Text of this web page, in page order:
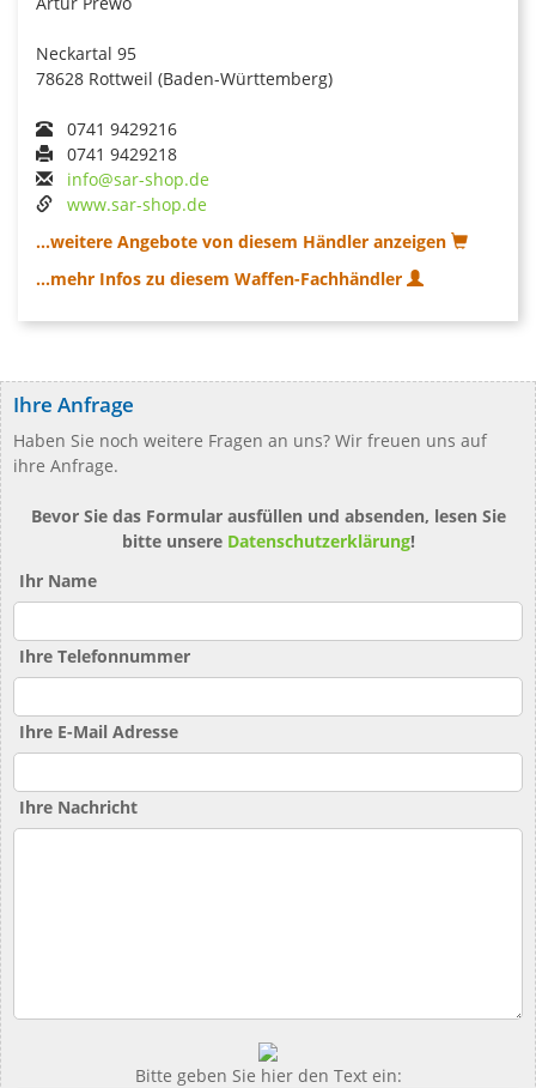
Neckartal 95
78628 Rottweil (Baden-Württemberg)
0741 9429216
0741 9429218
info@sar-shop.de
www.sar-shop.de
...weitere Angebote von diesem Händler anzeigen
...mehr Infos zu diesem Waffen-Fachhändler
Ihre Anfrage
Haben Sie noch weitere Fragen an uns? Wir freuen uns auf
ihre Anfrage.
Bevor Sie das Formular ausfüllen und absenden, lesen Sie
bitte unsere Datenschutzerklärung!
Ihr Name
Ihre Telefonnummer
Ihre E-Mail Adresse
Ihre Nachricht
Bitte geben Sie hier den Text ein: